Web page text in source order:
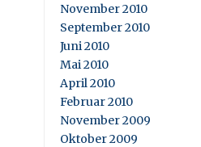
November 2010
September 2010
Juni 2010
Mai 2010
April 2010
Februar 2010
November 2009
Oktober 2009